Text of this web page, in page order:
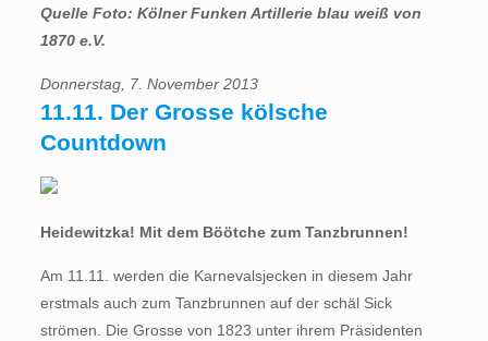
Quelle Foto: Kölner Funken Artillerie blau weiß von
1870 e.V.
Donnerstag, 7. November 2013
11.11. Der Grosse kölsche
Countdown
Heidewitzka! Mit dem Böötche zum Tanzbrunnen!
Am 11.11. werden die Karnevalsjecken in diesem Jahr
erstmals auch zum Tanzbrunnen auf der schäl Sick
strömen. Die Grosse von 1823 unter ihrem Präsidenten